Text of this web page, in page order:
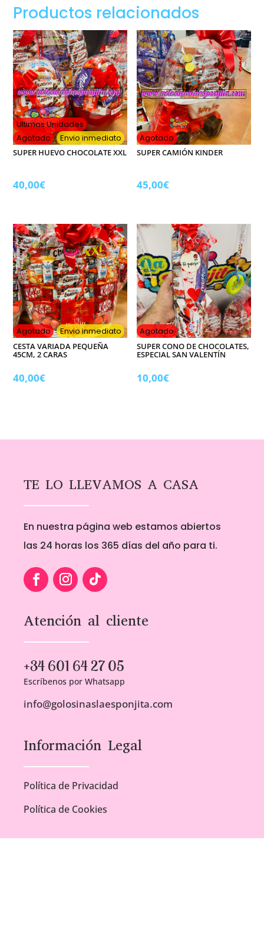
de
1,20cm,
Solo
chocolates
kinder
y
snacks
REF:50
cantidad
Productos relacionados
Ultimas Unidades
Agotado
Envio inmediato
SUPER HUEVO CHOCOLATE XXL
40,00€
Agotado
SUPER CAMIÓN KINDER
45,00€
Agotado Envio inmediato
CESTA VARIADA PEQUEÑA
45CM, 2 CARAS
40,00€
Agotado
SUPER CONO DE CHOCOLATES,
ESPECIAL SAN VALENTÍN
10,00€
TE LO LLEVAMOS A CASA
En nuestra página web estamos abiertos
las 24 horas los 365 días del año para ti.
Atención al cliente
+34 601 64 27 05
Escríbenos por Whatsapp
info@golosinaslaesponjita.com
Información Legal
Política de Privacidad
Política de Cookies